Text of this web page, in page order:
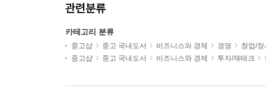
관련분류
카테고리 분류
중고샵 중고 국내도서 비즈니스와 경제 경영
창업/장
중고샵
중고 국내도서 비즈니스와 경제 투자/재테크